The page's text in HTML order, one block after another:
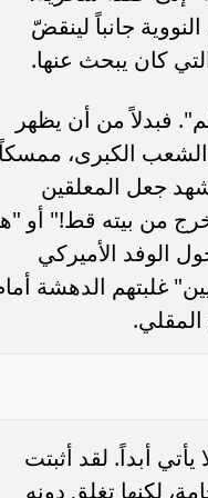
جانباً لينقضّ
كان يبحث عنها.
فبدلاً من أن يظهر
الكبرى،
جعل المعلقين
يخرج من بيته قط!" أو
الوفد الأميركي
غلبتهم الدهشة
أبداً. لقد أثبتت
لكنها تغلق دونه